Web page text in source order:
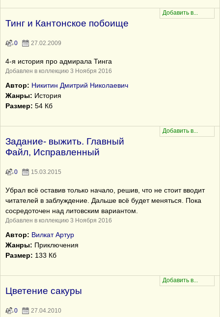
Тинг и Кантонское побоище
0 27.02.2009
4-я история про адмирала Тинга
Добавлен в коллекцию 3 Ноября 2016
Автор: Никитин Дмитрий Николаевич
Жанры: История
Размер: 54 Кб
Задание- выжить. Главный
Файл, Исправленный
0 15.03.2015
Убрал всё оставив только начало, решив, что не стоит вводит
читателей в заблуждение. Дальше всё будет меняться. Пока
сосредоточен над литовским вариантом.
Добавлен в коллекцию 3 Ноября 2016
Автор: Вилкат Артур
Жанры: Приключения
Размер: 133 Кб
Цветение сакуры
0 27.04.2010